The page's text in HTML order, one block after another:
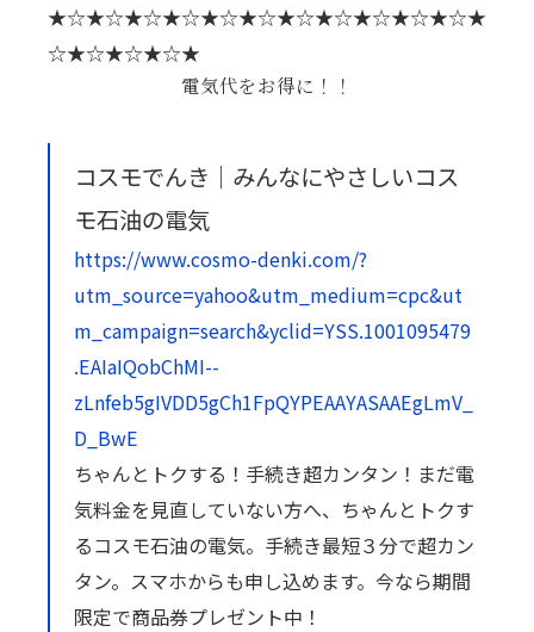
★☆★☆★☆★☆★☆★☆★☆★☆★☆★☆★☆★
☆★☆★☆★☆★
電気代をお得に！！
コスモでんき｜みんなにやさしいコス
モ石油の電気
https://www.cosmo-denki.com/?
utm_source=yahoo&utm_medium=cpc&ut
m_campaign=search&yclid=YSS.1001095479
.EAIaIQobChMI--
zLnfeb5gIVDD5gCh1FpQYPEAAYASAAEgLmV_
D_BwE
ちゃんとトクする！手続き超カンタン！まだ電
気料金を見直していない方へ、ちゃんとトクす
るコスモ石油の電気。手続き最短３分で超カン
タン。スマホからも申し込めます。今なら期間
限定で商品券プレゼント中！